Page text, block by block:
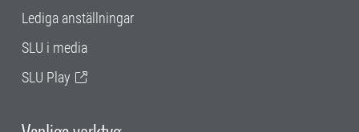
Lediga anställningar
SLU i media
SLU Play